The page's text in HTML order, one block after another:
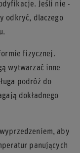
Jeśli nie -
odkryć, dlaczego
fizycznej.
wytwarzać inne
podróż do
dokładnego
aby
panujących